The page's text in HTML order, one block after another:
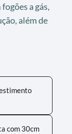
a gás,
além de
com 30cm